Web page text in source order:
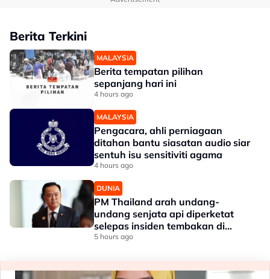
Berita Terkini
MALAYSIA
Berita tempatan pilihan
sepanjang hari ini
4 hours ago
MALAYSIA
Pengacara, ahli perniagaan
ditahan bantu siasatan audio siar
sentuh isu sensitiviti agama
4 hours ago
DUNIA
PM Thailand arah undang-
undang senjata api diperketat
selepas insiden tembakan di
sekolah
5 hours ago